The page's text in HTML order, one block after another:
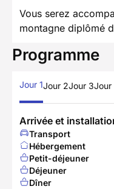
Vous serez
montagne diplômé
Programme
Jour 1Jour 2Jour 3Jour
Arrivée et
Transport
Hébergement
Petit-déjeuner
Déjeuner
Dîner